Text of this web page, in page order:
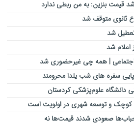
قیمت بنزین: به من ربطی ندارد
ثانوی متوقف شد
شد
شد
اجتماعی | همه چی غیرحضوری شد
سفره های شب یلدا محرومند
کوچک و توسعه شهری در اولویت است
صعودی شدند قیمت‌ها نه